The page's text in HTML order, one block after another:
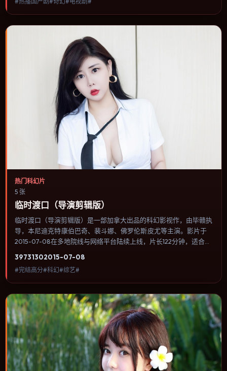
与情节推进，节奏与视听语言统一，可作为休闲观影或类型片补片的
选择。
热门科幻片
5 张
临时渡口（导演剪辑版）
临时渡口（导演剪辑版）是一部加拿大出品的科幻影视作，由毕赣执
导，本尼迪克特·康伯巴奇、裴斗娜、佛罗伦斯·皮尤等主演。影片于
2015-07-08在多地院线与网络平台陆续上线，片长122分钟，适合喜
择与情节推进，节奏与视听语言统一，可作为休闲观影或类型片补片
的选择。
39731302015-07-08
#完结高分#科幻#综艺#